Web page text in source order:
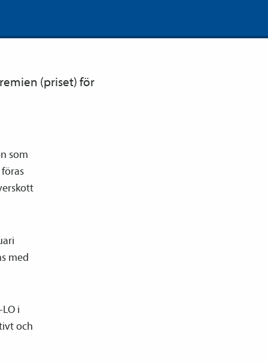
(priset) för
som
med
i
och